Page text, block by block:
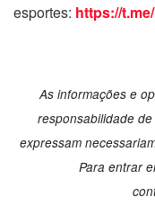
esportes: https://
As informações e
responsabilidade
expressam
Para entrar